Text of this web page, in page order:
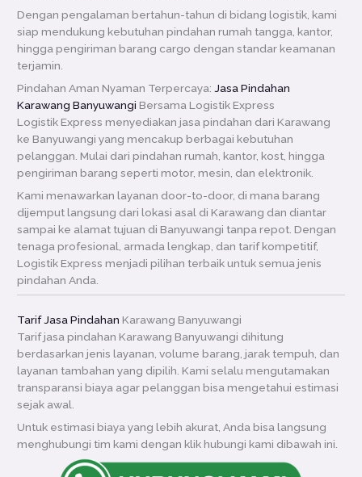
Dengan pengalaman bertahun-tahun di bidang logistik, kami
siap mendukung kebutuhan pindahan rumah tangga, kantor,
hingga pengiriman barang cargo dengan standar keamanan
terjamin.
Pindahan Aman Nyaman Terpercaya: Jasa Pindahan
Karawang Banyuwangi Bersama Logistik Express
Logistik Express menyediakan jasa pindahan dari Karawang
ke Banyuwangi yang mencakup berbagai kebutuhan
pelanggan. Mulai dari pindahan rumah, kantor, kost, hingga
pengiriman barang seperti motor, mesin, dan elektronik.
Kami menawarkan layanan door-to-door, di mana barang
dijemput langsung dari lokasi asal di Karawang dan diantar
sampai ke alamat tujuan di Banyuwangi tanpa repot. Dengan
tenaga profesional, armada lengkap, dan tarif kompetitif,
Logistik Express menjadi pilihan terbaik untuk semua jenis
pindahan Anda.
Tarif Jasa Pindahan Karawang Banyuwangi
Tarif jasa pindahan Karawang Banyuwangi dihitung
berdasarkan jenis layanan, volume barang, jarak tempuh, dan
layanan tambahan yang dipilih. Kami selalu mengutamakan
transparansi biaya agar pelanggan bisa mengetahui estimasi
sejak awal.
Untuk estimasi biaya yang lebih akurat, Anda bisa langsung
menghubungi tim kami dengan klik hubungi kami dibawah ini.